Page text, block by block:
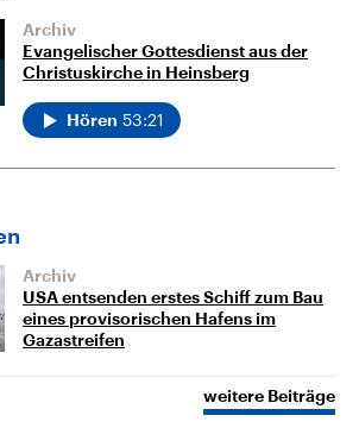
Archiv
Evangelischer Gottesdienst aus der
Christuskirche in Heinsberg
Hören 53:21
Archiv
USA entsenden erstes Schiff zum Bau
eines provisorischen Hafens im
Gazastreifen
weitere Beiträge